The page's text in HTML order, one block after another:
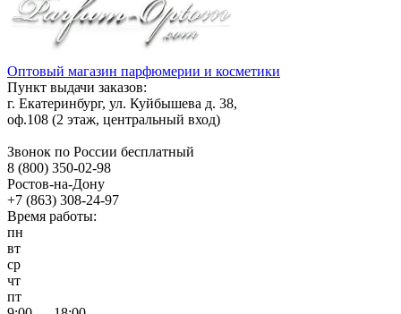
Оптовый магазин парфюмерии и косметики
Пункт выдачи заказов:
г. Екатеринбург, ул. Куйбышева д. 38,
оф.108 (2 этаж, центральный вход)
Звонок по России бесплатный
8 (800) 350-02-98
Ростов-на-Дону
+7 (863) 308-24-97
Время работы:
пн
вт
ср
чт
пт